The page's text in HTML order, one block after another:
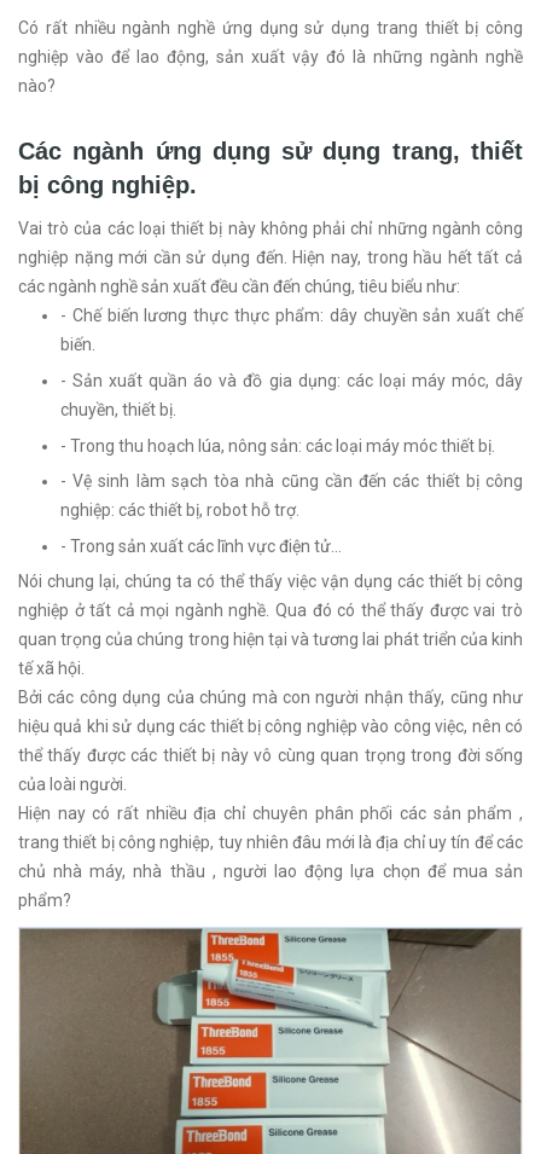
Có rất nhiều ngành nghề ứng dụng sử dụng trang thiết bị công
nghiệp vào để lao động, sản xuất vậy đó là những ngành nghề
nào?
Các ngành ứng dụng sử dụng trang, thiết
bị công nghiệp.
Vai trò của các loại thiết bị này không phải chỉ những ngành công
nghiệp nặng mới cần sử dụng đến. Hiện nay, trong hầu hết tất cả
các ngành nghề sản xuất đều cần đến chúng, tiêu biểu như:
- Chế biến lương thực thực phẩm: dây chuyền sản xuất chế
biến.
- Sản xuất quần áo và đồ gia dụng: các loại máy móc, dây
chuyền, thiết bị.
- Trong thu hoạch lúa, nông sản: các loại máy móc thiết bị.
- Vệ sinh làm sạch tòa nhà cũng cần đến các thiết bị công
nghiệp: các thiết bị, robot hỗ trợ.
- Trong sản xuất các lĩnh vực điện tử…
Nói chung lại, chúng ta có thể thấy việc vận dụng các thiết bị công
nghiệp ở tất cả mọi ngành nghề. Qua đó có thể thấy được vai trò
quan trọng của chúng trong hiện tại và tương lai phát triển của kinh
tế xã hội.
Bởi các công dụng của chúng mà con người nhận thấy, cũng như
hiệu quả khi sử dụng các thiết bị công nghiệp vào công việc, nên có
thể thấy được các thiết bị này vô cùng quan trọng trong đời sống
của loài người.
Hiện nay có rất nhiều địa chỉ chuyên phân phối các sản phẩm ,
trang thiết bị công nghiệp, tuy nhiên đâu mới là địa chỉ uy tín để các
chủ nhà máy, nhà thầu , người lao động lựa chọn để mua sản
phẩm?